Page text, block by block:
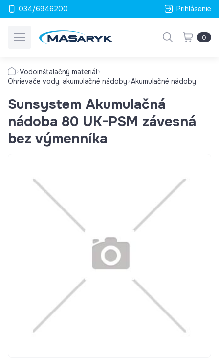
034/6946200 Prihlásenie
0
Vodoinštalačný materiál
Ohrievače vody, akumulačné nádoby Akumulačné nádoby
Sunsystem Akumulačná
nádoba 80 UK-PSM závesná
bez výmenníka